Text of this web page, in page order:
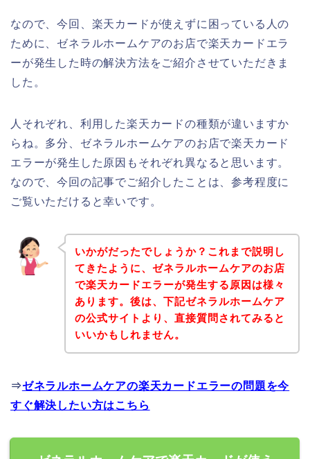
なので、今回、楽天カードが使えずに困っている人の
ために、ゼネラルホームケアのお店で楽天カードエラ
ーが発生した時の解決方法をご紹介させていただきま
した。
人それぞれ、利用した楽天カードの種類が違いますか
らね。多分、ゼネラルホームケアのお店で楽天カード
エラーが発生した原因もそれぞれ異なると思います。
なので、今回の記事でご紹介したことは、参考程度に
ご覧いただけると幸いです。
いかがだったでしょうか？これまで説明し
てきたように、ゼネラルホームケアのお店
で楽天カードエラーが発生する原因は様々
あります。後は、下記ゼネラルホームケア
の公式サイトより、直接質問されてみると
いいかもしれません。
⇒ゼネラルホームケアの楽天カードエラーの問題を今
すぐ解決したい方はこちら